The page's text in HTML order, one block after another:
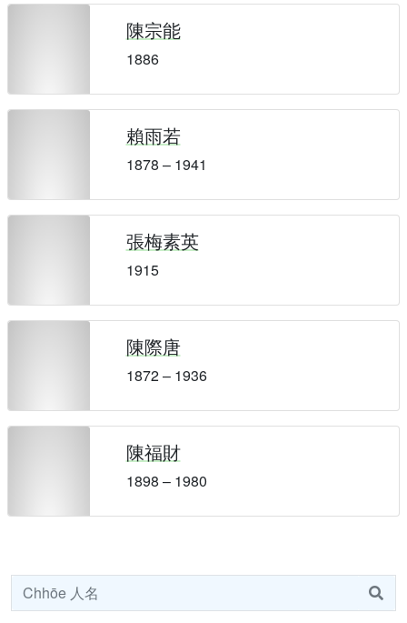
陳宗能
1886
賴雨若
1878 – 1941
張梅素英
1915
陳際唐
1872 – 1936
陳福財
1898 – 1980